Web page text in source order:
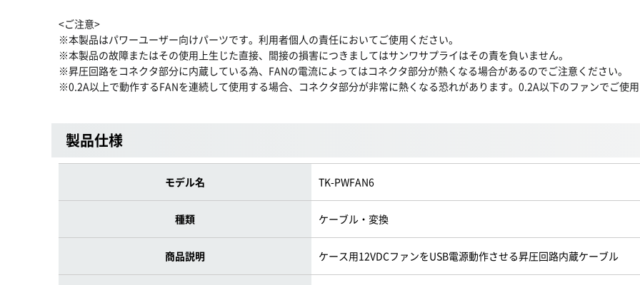
<ご注意>
※本製品はパワーユーザー向けパーツです。利用者個人の責任においてご使用ください。
※本製品の故障またはその使用上生じた直接、間接の損害につきましてはサンワサプライはその責を負いません。
※昇圧回路をコネクタ部分に内蔵している為、FANの電流によってはコネクタ部分が熱くなる場合があるのでご注意ください。
※0.2A以上で動作するFANを連続して使用する場合、コネクタ部分が非常に熱くなる恐れがあります。0.2A以下のファンでご使用
製品仕様
モデル名 TK-PWFAN6
種類 ケーブル・変換
商品説明 ケース用12VDCファンをUSB電源動作させる昇圧回路内蔵ケーブル